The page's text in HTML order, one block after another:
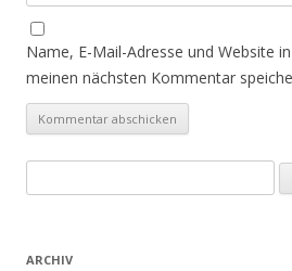
Name, E-Mail-Adresse und Website
meinen nächsten Kommentar
nach:
ARCHIV